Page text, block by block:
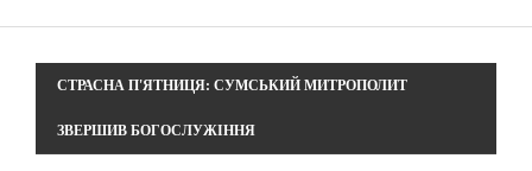
СТРАСНА П'ЯТНИЦЯ: СУМСЬКИЙ МИТРОПОЛИТ
ЗВЕРШИВ БОГОСЛУЖІННЯ